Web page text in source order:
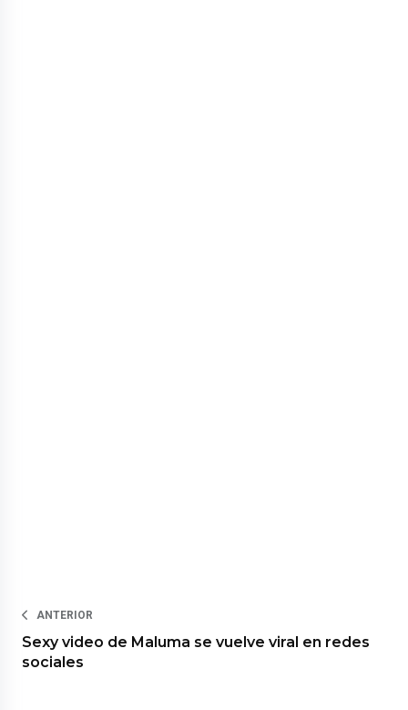
ANTERIOR
Sexy video de Maluma se vuelve viral en redes
sociales